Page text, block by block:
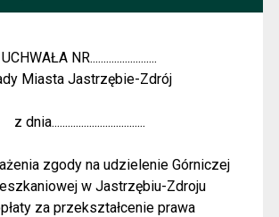
UCHWAŁA NR.........................
Miasta Jastrzębie-Zdrój
z dnia...................................
zgody na udzielenie Górniczej
w Jastrzębiu-Zdroju
za przekształcenie prawa